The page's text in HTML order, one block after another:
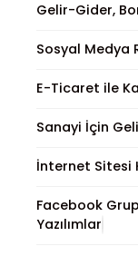
Gelir-Gider,
Sosyal Medya
E-Ticaret ile
Sanayi İçin
İnternet Sitesi
Facebook
Yazılımlar